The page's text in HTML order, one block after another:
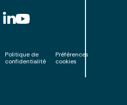
Politique de
confidentialité
Préférences
cookies